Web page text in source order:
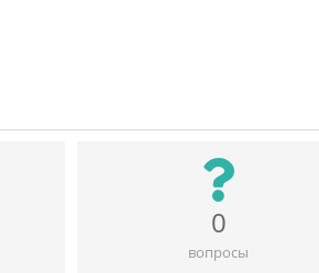
0
вопросы